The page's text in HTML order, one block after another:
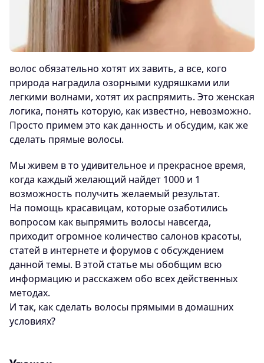
волос обязательно хотят их завить, а все, кого
природа наградила озорными кудряшками или
легкими волнами, хотят их распрямить. Это женская
логика, понять которую, как известно, невозможно.
Просто примем это как данность и обсудим, как же
сделать прямые волосы.
Мы живем в то удивительное и прекрасное время,
когда каждый желающий найдет 1000 и 1
возможность получить желаемый результат.
На помощь красавицам, которые озаботились
вопросом как выпрямить волосы навсегда,
приходит огромное количество салонов красоты,
статей в интернете и форумов с обсуждением
данной темы. В этой статье мы обобщим всю
информацию и расскажем обо всех действенных
методах.
И так, как сделать волосы прямыми в домашних
условиях?